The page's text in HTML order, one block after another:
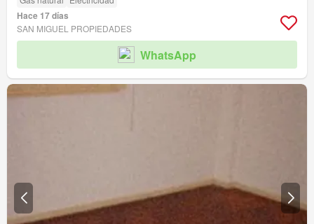
Hace 17 días
SAN MIGUEL PROPIEDADES
WhatsApp